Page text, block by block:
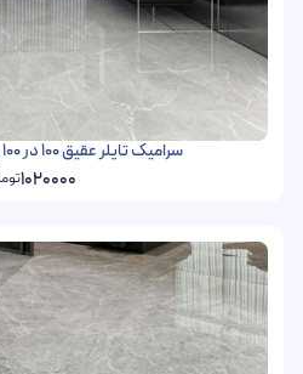
سرامیک تایلر عقیق 100 در 100 پرسلان نانو پولیش
1020000تومان